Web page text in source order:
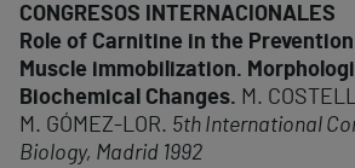
CONGRESOS INTERNACIONALES
Role of Carnitine in the
Muscle immobilization.
Biochemical Changes. M.
M. GÓMEZ-LOR. 5th International
Biology, Madrid 1992